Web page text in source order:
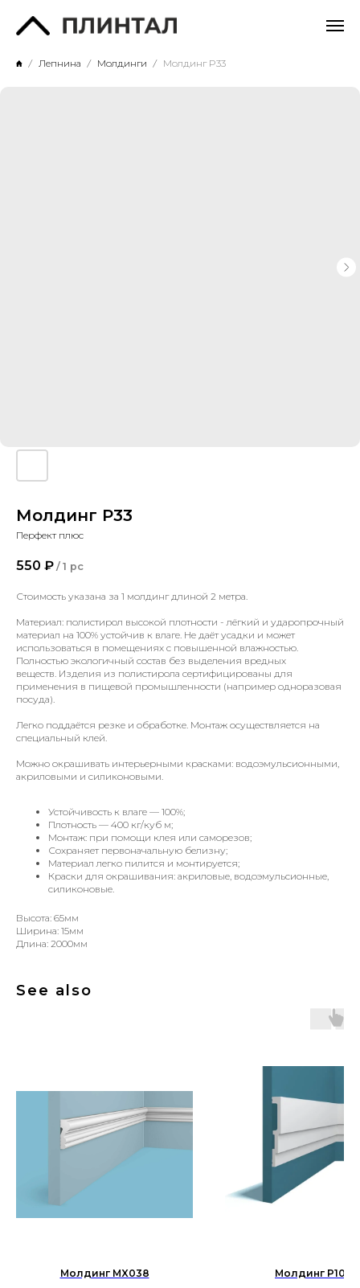
Лепнина Молдинги Молдинг P33
Молдинг P33
Перфект плюс
550 ₽ / 1 pc
Стоимость указана за 1 молдинг длиной 2 метра.
Материал: полистирол высокой плотности - лёгкий и ударопрочный
материал на 100% устойчив к влаге. Не даёт усадки и может
использоваться в помещениях с повышенной влажностью.
Полностью экологичный состав без выделения вредных
веществ. Изделия из полистирола сертифицированы для
применения в пищевой промышленности (например одноразовая
посуда).
Легко поддаётся резке и обработке. Монтаж осуществляется на
специальный клей.
Можно окрашивать интерьерными красками: водоэмульсионными,
акриловыми и силиконовыми.
Устойчивость к влаге — 100%;
Плотность — 400 кг/куб м;
Монтаж: при помощи клея или саморезов;
Сохраняет первоначальную белизну;
Материал легко пилится и монтируется;
Краски для окрашивания: акриловые, водоэмульсионные,
силиконовые.
Высота: 65мм
Ширина: 15мм
Длина: 2000мм
See also
Молдинг MX038
Молдинг P109